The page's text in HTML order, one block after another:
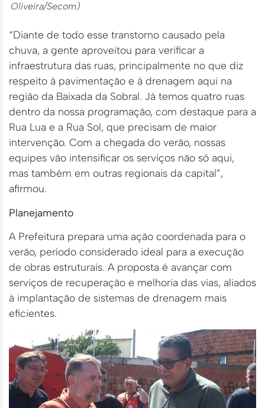
Oliveira/Secom)
“Diante de todo esse transtorno causado pela
chuva, a gente aproveitou para verificar a
infraestrutura das ruas, principalmente no que diz
respeito à pavimentação e à drenagem aqui na
região da Baixada da Sobral. Já temos quatro ruas
dentro da nossa programação, com destaque para a
Rua Lua e a Rua Sol, que precisam de maior
intervenção. Com a chegada do verão, nossas
equipes vão intensificar os serviços não só aqui,
mas também em outras regionais da capital”,
afirmou.
Planejamento
A Prefeitura prepara uma ação coordenada para o
verão, período considerado ideal para a execução
de obras estruturais. A proposta é avançar com
serviços de recuperação e melhoria das vias, aliados
à implantação de sistemas de drenagem mais
eficientes.